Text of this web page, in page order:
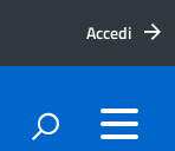
Accedi